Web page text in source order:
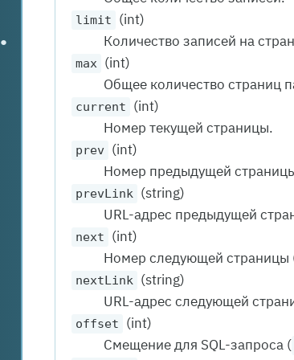
●
limit
(int)
Количество записей на
max (int)
Общее количество страниц
current
(int)
Номер текущей страницы.
prev (int)
Номер предыдущей
prevLink (string)
URL-адрес предыдущей
next
(int)
Номер следующей страницы
nextLink (string)
URL-адрес следующей
offset
(int)
Смещение для SQL-запроса (